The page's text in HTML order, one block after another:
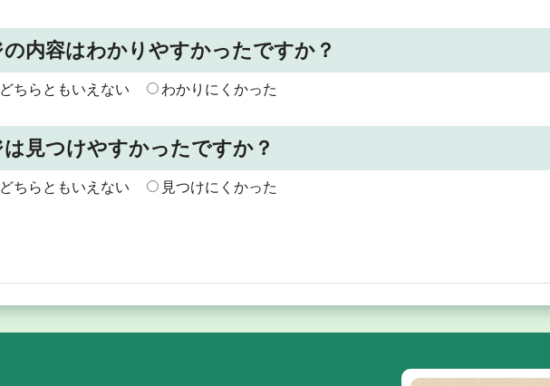
内容はわかりやすかったですか？
どちらともいえない わかりにくかった
見つけやすかったですか？
どちらともいえない 見つけにくかった